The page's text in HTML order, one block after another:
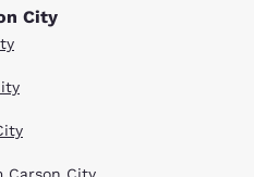
City